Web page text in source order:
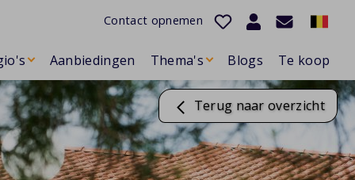
Contact opnemen
Aanbiedingen Thema's Blogs Te koop
Terug naar overzicht